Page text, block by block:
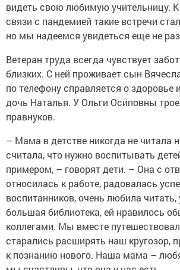
видеть свою любимую учительницу.
связи с пандемией такие встречи
но мы надеемся увидеться еще не
Ветеран труда всегда чувствует
близких. С ней проживает сын
по телефону справляется о здоровье
дочь Наталья. У Ольги Осиповны
правнуков.
– Мама в детстве никогда не читала
считала, что нужно воспитывать
примером, – говорят дети. – Она с
относилась к работе, радовалась
воспитанников, очень любила
большая библиотека, ей нравилось
коллегами. Мы вместе
старались расширять наш кругозор,
к познанию нового. Наша мама –